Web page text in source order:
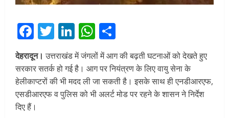
Facebook
Twitter
LinkedIn
WhatsApp
देहरादून। उत्तराखंड में जंगलों में आग की बढ़ती घटनाओं को देखते हुए
सरकार सतर्क हो गई है। आग पर नियंत्रण के लिए वायु सेना के
हेलीकाप्टरों की भी मदद ली जा सकती है। इसके साथ ही एनडीआरएफ,
एसडीआरएफ व पुलिस को भी अलर्ट मोड पर रहने के शासन ने निर्देश
दिए हैं।